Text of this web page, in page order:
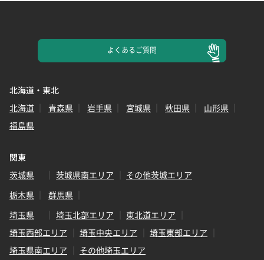
よくあるご質問
北海道・東北
北海道
青森県 岩手県 宮城県 秋田県
山形県
福島県
関東
茨城県
茨城県南エリア
その他茨城エリア
栃木県
群馬県
埼玉県
埼玉北部エリア
東北道エリア
埼玉西部エリア
埼玉中央エリア
埼玉東部エリア
埼玉県南エリア
その他埼玉エリア